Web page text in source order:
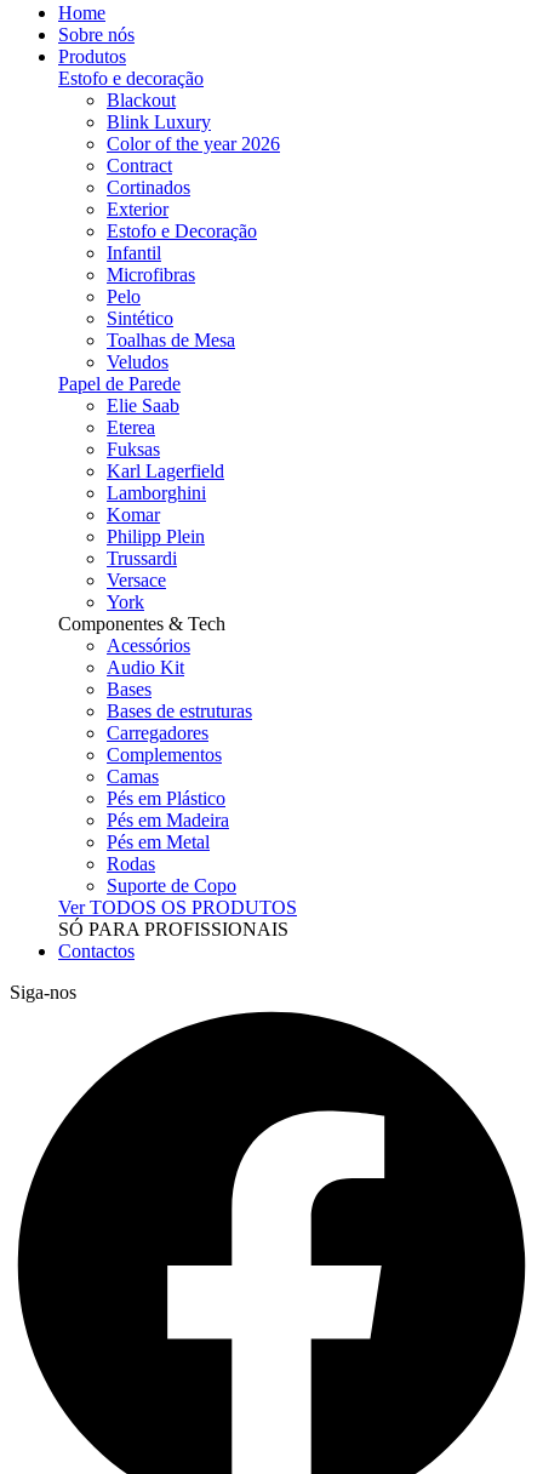
Home
Sobre nós
Produtos
Estofo e decoração
Blackout
Blink Luxury
Color of the year 2026
Contract
Cortinados
Exterior
Estofo e Decoração
Infantil
Microfibras
Pelo
Sintético
Toalhas de Mesa
Veludos
Papel de Parede
Elie Saab
Eterea
Fuksas
Karl Lagerfield
Lamborghini
Komar
Philipp Plein
Trussardi
Versace
York
Componentes & Tech
Acessórios
Audio Kit
Bases
Bases de estruturas
Carregadores
Complementos
Camas
Pés em Plástico
Pés em Madeira
Pés em Metal
Rodas
Suporte de Copo
Ver TODOS OS PRODUTOS
SÓ PARA PROFISSIONAIS
Contactos
Siga-nos